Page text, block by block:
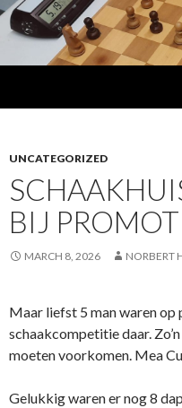
UNCATEGORIZED
BIJ
MARCH 8, 2026 NORBERT
Maar liefst 5 man waren op
schaakcompetitie daar.
moeten voorkomen. Mea
Gelukkig waren er nog 8